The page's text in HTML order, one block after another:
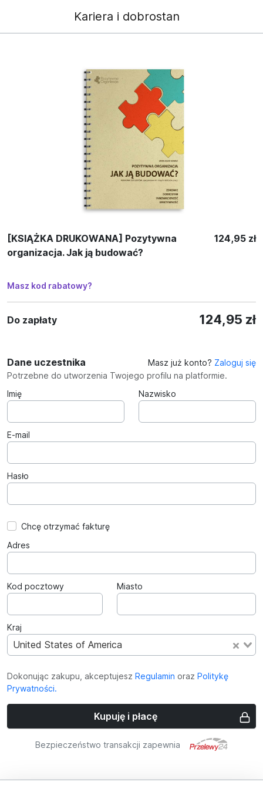
Kariera i dobrostan
[KSIĄŻKA DRUKOWANA] Pozytywna
organizacja. Jak ją budować?
124,95 zł
Masz kod rabatowy?
Do zapłaty 124,95 zł
Dane uczestnika Masz już konto? Zaloguj się
Potrzebne do utworzenia Twojego profilu na platformie.
Imię
Nazwisko
E-mail
Hasło
Chcę otrzymać fakturę
Adres
Kod pocztowy Miasto
Kraj
United States of America
Dokonując zakupu, akceptujesz Regulamin oraz Politykę
Prywatności.
Kupuję i płacę
Bezpieczeństwo transakcji zapewnia